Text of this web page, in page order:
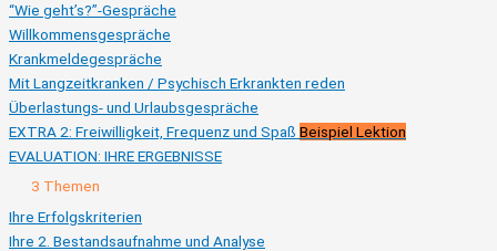
“Wie geht’s?”-Gespräche
Willkommensgespräche
Krankmeldegespräche
Mit Langzeitkranken / Psychisch Erkrankten reden
Überlastungs- und Urlaubsgespräche
EXTRA 2: Freiwilligkeit, Frequenz und Spaß Beispiel Lektion
EVALUATION: IHRE ERGEBNISSE
Ausklappen
EVALUATION:
ERGEBNISSE
3 Themen
Ihre Erfolgskriterien
Ihre 2. Bestandsaufnahme und Analyse